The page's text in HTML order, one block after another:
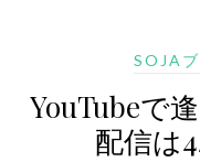
SOJA
YouTubeで
配信は